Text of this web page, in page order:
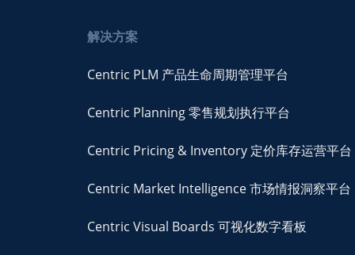
解决方案
Centric PLM 产品生命周期管理平台
Centric Planning 零售规划执行平台
Centric Pricing & Inventory 定价库存运营平台
Centric Market Intelligence 市场情报洞察平台
Centric Visual Boards 可视化数字看板